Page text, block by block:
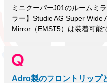
ミニクーパーJ01のルームミ
ラー】Studie AG Super Wide
Mirror（EMST5）は装着可能
Adro製のフロントリップ